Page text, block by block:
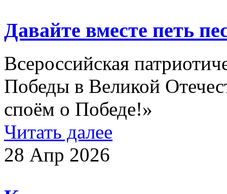
Давайте вместе петь
Всероссийская
Победы в Великой
споём о Победе!»
Читать далее
28 Апр 2026